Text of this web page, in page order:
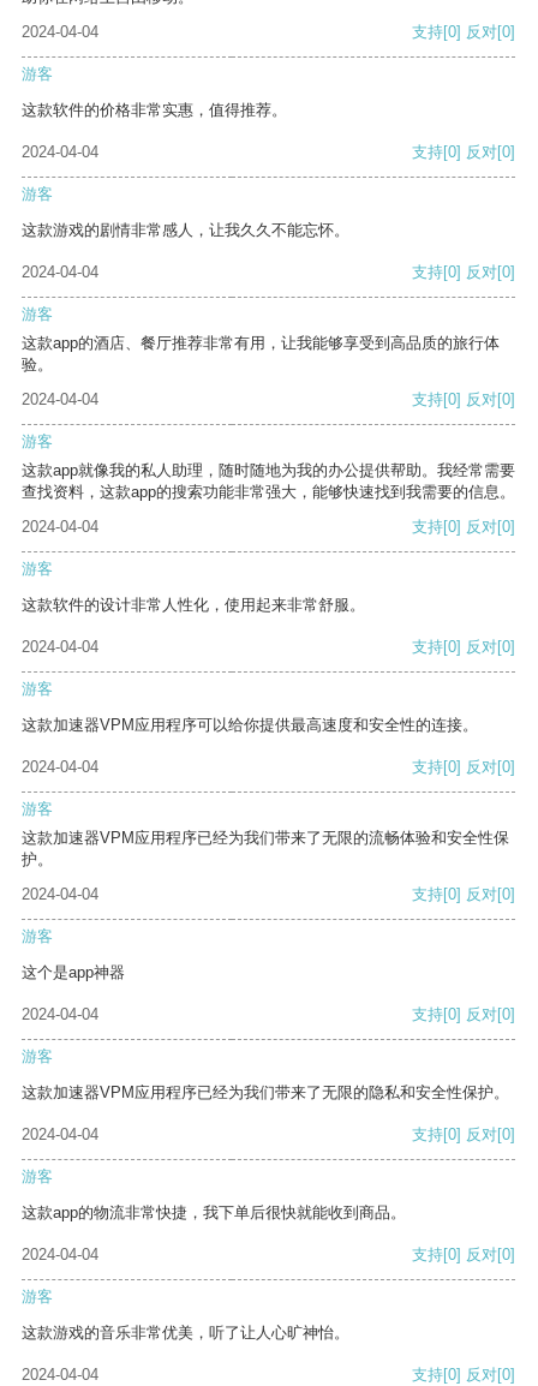
2024-04-04
支持[0] 反对[0]
游客
这款软件的价格非常实惠，值得推荐。
2024-04-04 支持[0] 反对[0]
游客
这款游戏的剧情非常感人，让我久久不能忘怀。
2024-04-04 支持[0] 反对[0]
游客
这款app的酒店、餐厅推荐非常有用，让我能够享受到高品质的旅行体
验。
2024-04-04
支持[0] 反对[0]
游客
这款app就像我的私人助理，随时随地为我的办公提供帮助。我经常需要
查找资料，这款app的搜索功能非常强大，能够快速找到我需要的信息。
2024-04-04
支持[0] 反对[0]
游客
这款软件的设计非常人性化，使用起来非常舒服。
2024-04-04 支持[0] 反对[0]
游客
这款加速器VPM应用程序可以给你提供最高速度和安全性的连接。
2024-04-04 支持[0] 反对[0]
游客
这款加速器VPM应用程序已经为我们带来了无限的流畅体验和安全性保
护。
2024-04-04
支持[0] 反对[0]
游客
这个是app神器
2024-04-04 支持[0] 反对[0]
游客
这款加速器VPM应用程序已经为我们带来了无限的隐私和安全性保护。
2024-04-04 支持[0] 反对[0]
游客
这款app的物流非常快捷，我下单后很快就能收到商品。
2024-04-04 支持[0] 反对[0]
游客
这款游戏的音乐非常优美，听了让人心旷神怡。
2024-04-04 支持[0] 反对[0]